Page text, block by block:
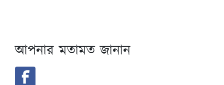
আপনার মতামত জানান